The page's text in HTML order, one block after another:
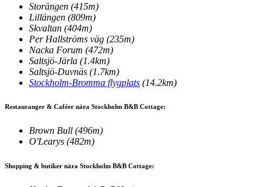
Storängen (415m)
Lillängen (809m)
Skvaltan (404m)
Per Hallströms väg (235m)
Nacka Forum (472m)
Saltsjö-Järla (1.4km)
Saltsjö-Duvnäs (1.7km)
Stockholm-Bromma flygplats (14.2km)
Restauranger & Caféer nära Stockholm B&B Cottage:
Brown Bull (496m)
O'Learys (482m)
Shopping & butiker nära Stockholm B&B Cottage: